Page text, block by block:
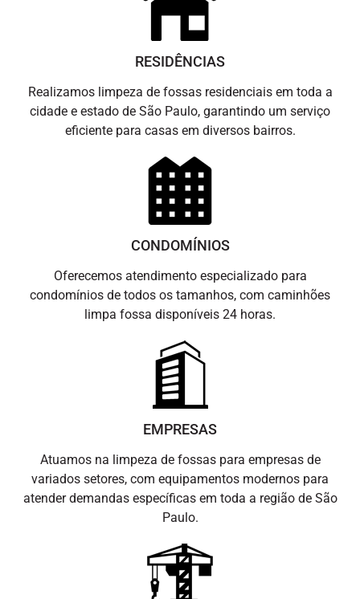
RESIDÊNCIAS
Realizamos limpeza de fossas residenciais em toda a
cidade e estado de São Paulo, garantindo um serviço
eficiente para casas em diversos bairros.
CONDOMÍNIOS
Oferecemos atendimento especializado para
condomínios de todos os tamanhos, com caminhões
limpa fossa disponíveis 24 horas.
EMPRESAS
Atuamos na limpeza de fossas para empresas de
variados setores, com equipamentos modernos para
atender demandas específicas em toda a região de São
Paulo.